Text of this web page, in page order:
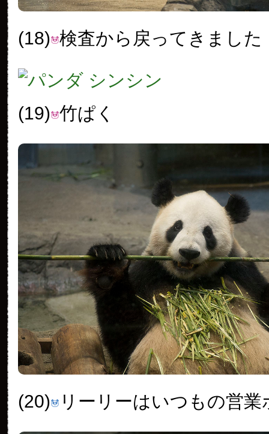
(18) 検査から戻ってきました
(19) 竹ぱく
(20) リーリーはいつもの営業